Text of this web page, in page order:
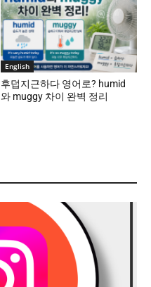
English
후덥지근하다 영어로? humid
와 muggy 차이 완벽 정리